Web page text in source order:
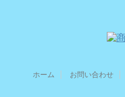
ホーム お問い合わせ